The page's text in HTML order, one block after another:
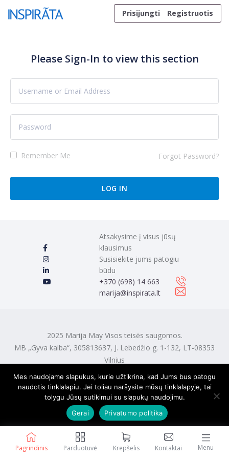
Skip to content
Prisijungti
Registruotis
Pagrindinis Parduotuvė Krepšelis Kontaktai Menu
Please Sign-In to view this section
Remember Me Forgot Password?
Atsakysime į visus jūsų
klausimus
Susisiekite jums patogiu
būdu
‭+370 (698) 14 663
marija@inspirata.lt
2025 Marija May Visos teisės saugomos.
MB „Gyva kalba“, 305813637, J. Lebedžio g. 1-132, LT-08353
Vilnius
Mes naudojame slapukus, kurie užtikrina, kad Jums bus patogu
naudotis tinklalapiu. Jei toliau naršysite mūsų tinklalapyje, tai
tolygu Jūsų sutikimui su slapukų naudojimu.
Gerai
Privatumo politika